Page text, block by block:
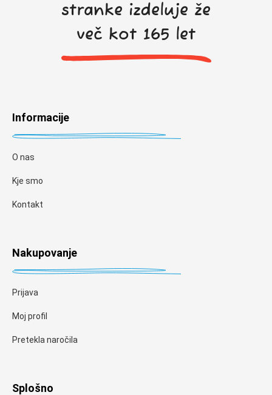
stranke izdeluje že
več kot 165 let
Informacije
O nas
Kje smo
Kontakt
Nakupovanje
Prijava
Moj profil
Pretekla naročila
Splošno